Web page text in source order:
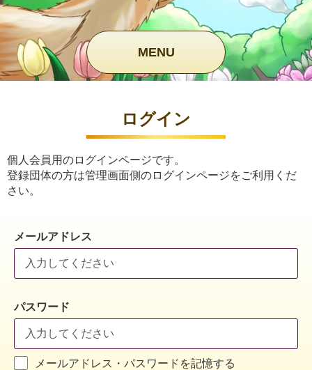
MENU
ログイン
個人会員用のログインページです。
登録団体の方は管理画面側のログインページをご利用くだ
さい。
メールアドレス
パスワード
メールアドレス・パスワードを記憶する